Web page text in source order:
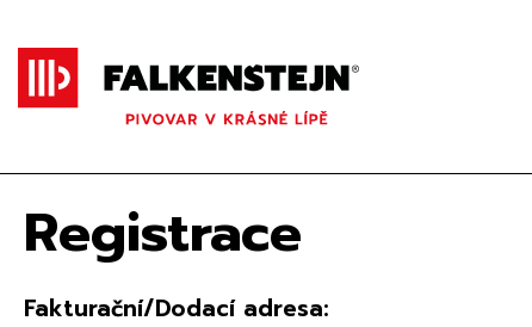
Registrace
Fakturační/Dodacíadresa: